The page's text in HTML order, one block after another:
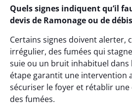
Quels signes indiquent qu’il
devis de Ramonage ou de
Certains signes doivent alerter,
irrégulier, des fumées qui
suie ou un bruit inhabituel dans
étape garantit une intervention
sécuriser le foyer et rétablir
des fumées.